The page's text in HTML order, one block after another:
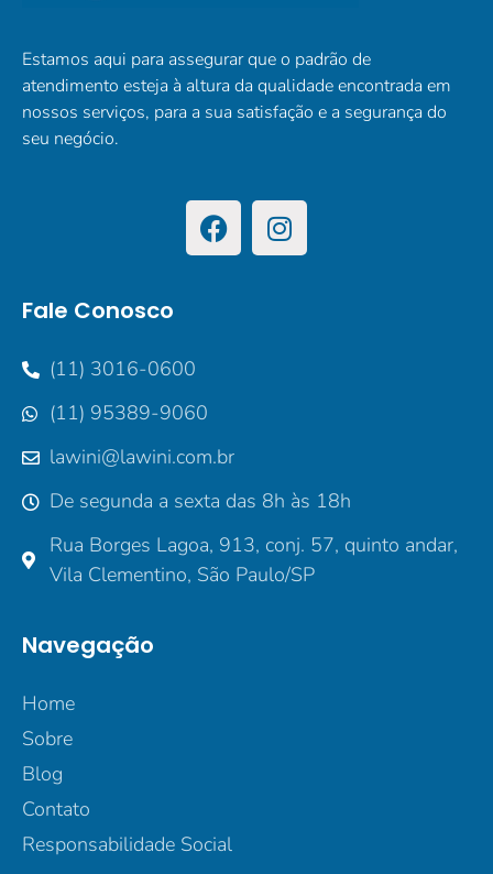
Estamos aqui para assegurar que o padrão de
atendimento esteja à altura da qualidade encontrada em
nossos serviços, para a sua satisfação e a segurança do
seu negócio.
Fale Conosco
(11) 3016-0600
(11) 95389-9060
lawini@lawini.com.br
De segunda a sexta das 8h às 18h
Rua Borges Lagoa, 913, conj. 57, quinto andar,
Vila Clementino, São Paulo/SP
Navegação
Home
Sobre
Blog
Contato
Responsabilidade Social